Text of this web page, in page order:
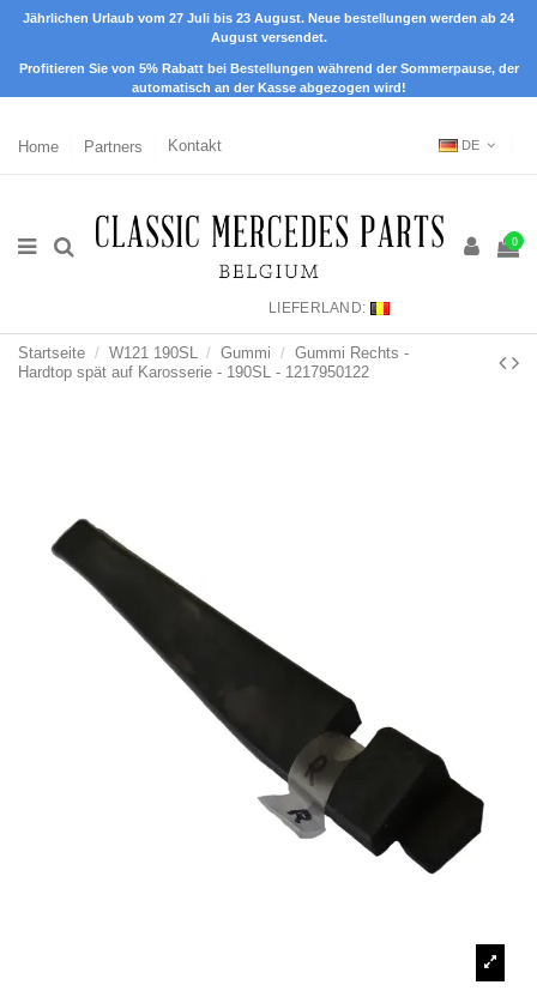
Jährlichen Urlaub vom 27 Juli bis 23 August. Neue bestellungen werden ab 24
August versendet.
Profitieren Sie von 5% Rabatt bei Bestellungen während der Sommerpause, der
automatisch an der Kasse abgezogen wird!
Home Partners Kontakt DE
0
LIEFERLAND:
Startseite W121 190SL Gummi
Gummi Rechts -
Hardtop spät auf Karosserie - 190SL - 1217950122